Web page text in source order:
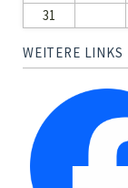
31
WEITERE LINKS